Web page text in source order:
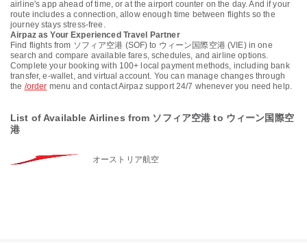
airline's app ahead of time, or at the airport counter on the day. And if your
route includes a connection, allow enough time between flights so the
journey stays stress-free.
Airpaz as Your Experienced Travel Partner
Find flights from ソフィア空港 (SOF) to ウィーン国際空港 (VIE) in one
search and compare available fares, schedules, and airline options.
Complete your booking with 100+ local payment methods, including bank
transfer, e-wallet, and virtual account. You can manage changes through
the /order menu and contact Airpaz support 24/7 whenever you need help.
List of Available Airlines from ソフィア空港 to ウィーン国際空
港
オーストリア航空